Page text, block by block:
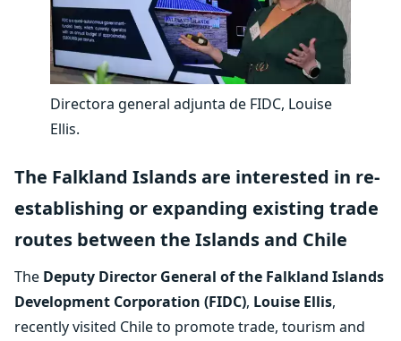
Directora general adjunta de FIDC, Louise
Ellis.
The Falkland Islands are interested in re-
establishing or expanding existing trade
routes between the Islands and Chile
The Deputy Director General of the Falkland Islands
Development Corporation (FIDC), Louise Ellis,
recently visited Chile to promote trade, tourism and